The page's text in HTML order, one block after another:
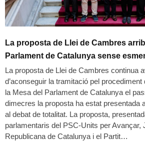
La proposta de Llei de Cambres
Parlament de Catalunya sense
La proposta de Llei de Cambres continua
d’aconseguir la tramitació pel procediment
la Mesa del Parlament de Catalunya el
dimecres la proposta ha estat presentada
al debat de totalitat. La proposta,
parlamentaris del PSC-Units per Avançar,
Republicana de Catalunya i el Partit…